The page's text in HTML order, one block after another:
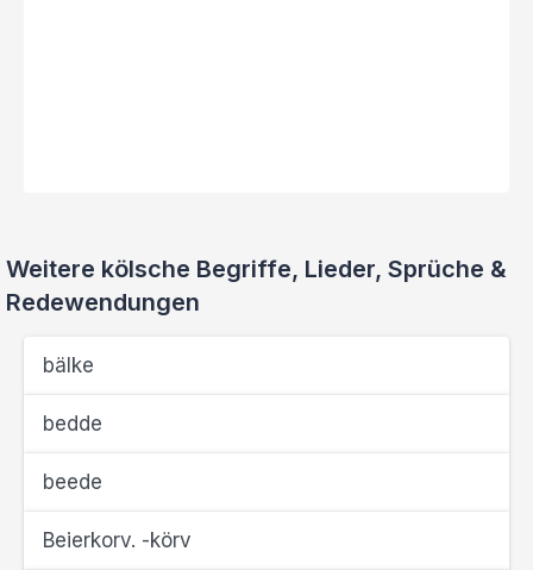
Weitere kölsche Begriffe, Lieder, Sprüche &
Redewendungen
bälke
bedde
beede
Beierkorv. -körv